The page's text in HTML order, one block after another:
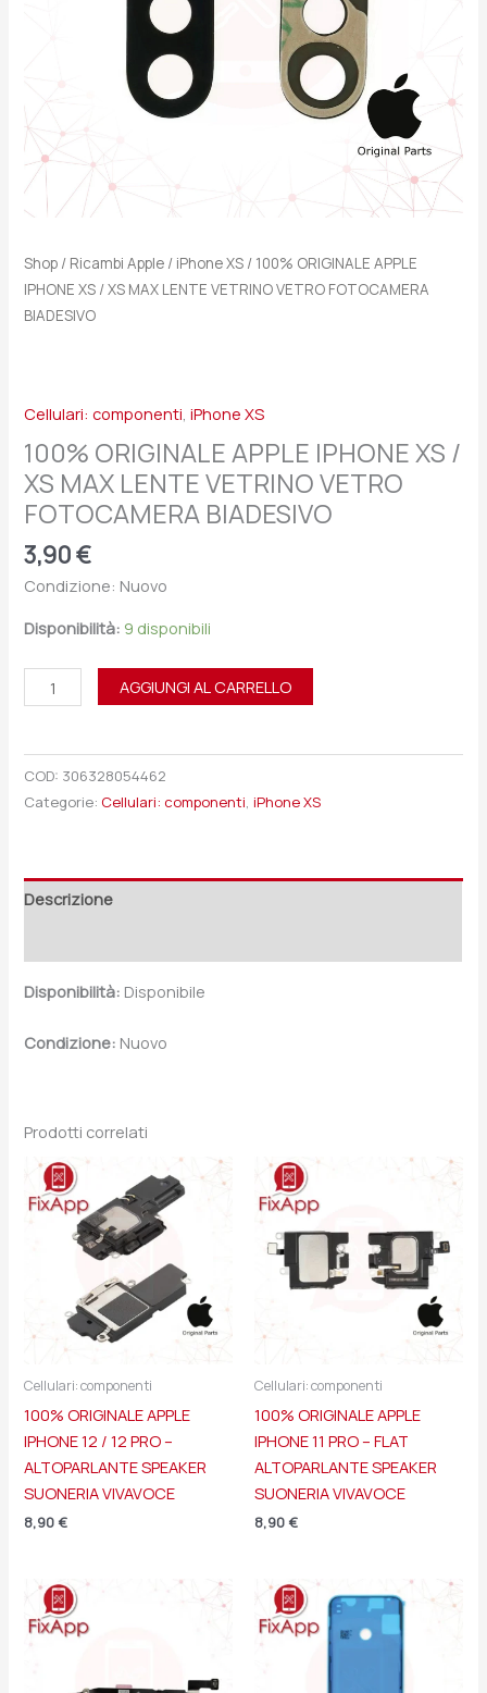
Shop / Ricambi Apple / iPhone XS / 100% ORIGINALE APPLE
IPHONE XS / XS MAX LENTE VETRINO VETRO FOTOCAMERA
BIADESIVO
Cellulari: componenti,iPhone XS
100% ORIGINALE APPLE IPHONE XS /
XS MAX LENTE VETRINO VETRO
FOTOCAMERA BIADESIVO
3,90€
Condizione: Nuovo
Disponibilità: 9 disponibili
FOTOCAMERA
BIADESIVO
quantità
AGGIUNGI AL CARRELLO
COD: 306328054462
Categorie: Cellulari: componenti,iPhone XS
Descrizione
Disponibilità: Disponibile
Condizione: Nuovo
Prodotti correlati
Cellulari: componenti
100% ORIGINALE APPLE
IPHONE 12 / 12 PRO –
ALTOPARLANTE SPEAKER
SUONERIA VIVAVOCE
8,90 €
Cellulari: componenti
100% ORIGINALE APPLE
IPHONE 11 PRO – FLAT
ALTOPARLANTE SPEAKER
SUONERIA VIVAVOCE
8,90 €